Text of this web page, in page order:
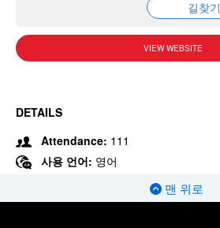
길찾기
VIEW WEBSITE
DETAILS
Attendance: 111
사용 언어: 영어
맨 위로